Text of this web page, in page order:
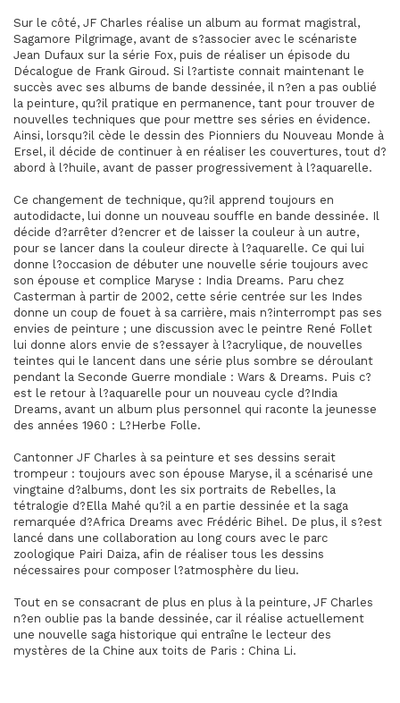
Sur le côté, JF Charles réalise un album au format magistral,
Sagamore Pilgrimage, avant de s?associer avec le scénariste
Jean Dufaux sur la série Fox, puis de réaliser un épisode du
Décalogue de Frank Giroud. Si l?artiste connait maintenant le
succès avec ses albums de bande dessinée, il n?en a pas oublié
la peinture, qu?il pratique en permanence, tant pour trouver de
nouvelles techniques que pour mettre ses séries en évidence.
Ainsi, lorsqu?il cède le dessin des Pionniers du Nouveau Monde à
Ersel, il décide de continuer à en réaliser les couvertures, tout d?
abord à l?huile, avant de passer progressivement à l?aquarelle.
Ce changement de technique, qu?il apprend toujours en
autodidacte, lui donne un nouveau souffle en bande dessinée. Il
décide d?arrêter d?encrer et de laisser la couleur à un autre,
pour se lancer dans la couleur directe à l?aquarelle. Ce qui lui
donne l?occasion de débuter une nouvelle série toujours avec
son épouse et complice Maryse : India Dreams. Paru chez
Casterman à partir de 2002, cette série centrée sur les Indes
donne un coup de fouet à sa carrière, mais n?interrompt pas ses
envies de peinture ; une discussion avec le peintre René Follet
lui donne alors envie de s?essayer à l?acrylique, de nouvelles
teintes qui le lancent dans une série plus sombre se déroulant
pendant la Seconde Guerre mondiale : Wars & Dreams. Puis c?
est le retour à l?aquarelle pour un nouveau cycle d?India
Dreams, avant un album plus personnel qui raconte la jeunesse
des années 1960 : L?Herbe Folle.
Cantonner JF Charles à sa peinture et ses dessins serait
trompeur : toujours avec son épouse Maryse, il a scénarisé une
vingtaine d?albums, dont les six portraits de Rebelles, la
tétralogie d?Ella Mahé qu?il a en partie dessinée et la saga
remarquée d?Africa Dreams avec Frédéric Bihel. De plus, il s?est
lancé dans une collaboration au long cours avec le parc
zoologique Pairi Daiza, afin de réaliser tous les dessins
nécessaires pour composer l?atmosphère du lieu.
Tout en se consacrant de plus en plus à la peinture, JF Charles
n?en oublie pas la bande dessinée, car il réalise actuellement
une nouvelle saga historique qui entraîne le lecteur des
mystères de la Chine aux toits de Paris : China Li.